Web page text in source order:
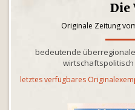
Die
Originale Zeitung
bedeutende
letztes verfügbares